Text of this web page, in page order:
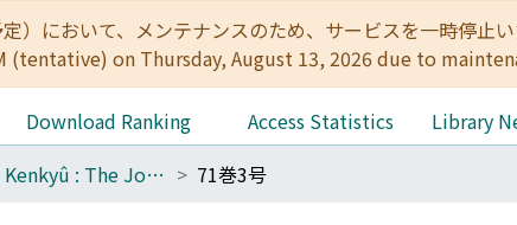
）において、メンテナンスのため、サービスを一時停
on Thursday, August 13, 2026 due to
Download Ranking Access Statistics
Library
Tôyôshi Kenkyû : The Journal of Oriental Researches 71巻3号